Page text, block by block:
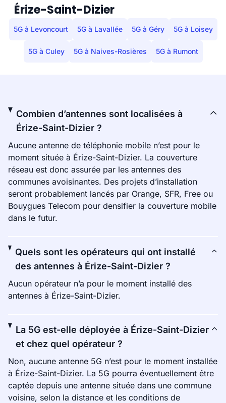
Érize-Saint-Dizier
5G à Levoncourt 5G à Lavallée 5G à Géry 5G à Loisey
5G à Culey 5G à Naives-Rosières 5G à Rumont
Combien d’antennes sont localisées à
Érize-Saint-Dizier ?
Aucune antenne de téléphonie mobile n’est pour le
moment située à Érize-Saint-Dizier. La couverture
réseau est donc assurée par les antennes des
communes avoisinantes. Des projets d’installation
seront probablement lancés par Orange, SFR, Free ou
Bouygues Telecom pour densifier la couverture mobile
dans le futur.
Quels sont les opérateurs qui ont installé
des antennes à Érize-Saint-Dizier ?
Aucun opérateur n’a pour le moment installé des
antennes à Érize-Saint-Dizier.
La 5G est-elle déployée à Érize-Saint-Dizier
et chez quel opérateur ?
Non, aucune antenne 5G n’est pour le moment installée
à Érize-Saint-Dizier. La 5G pourra éventuellement être
captée depuis une antenne située dans une commune
voisine, selon la distance et les conditions de